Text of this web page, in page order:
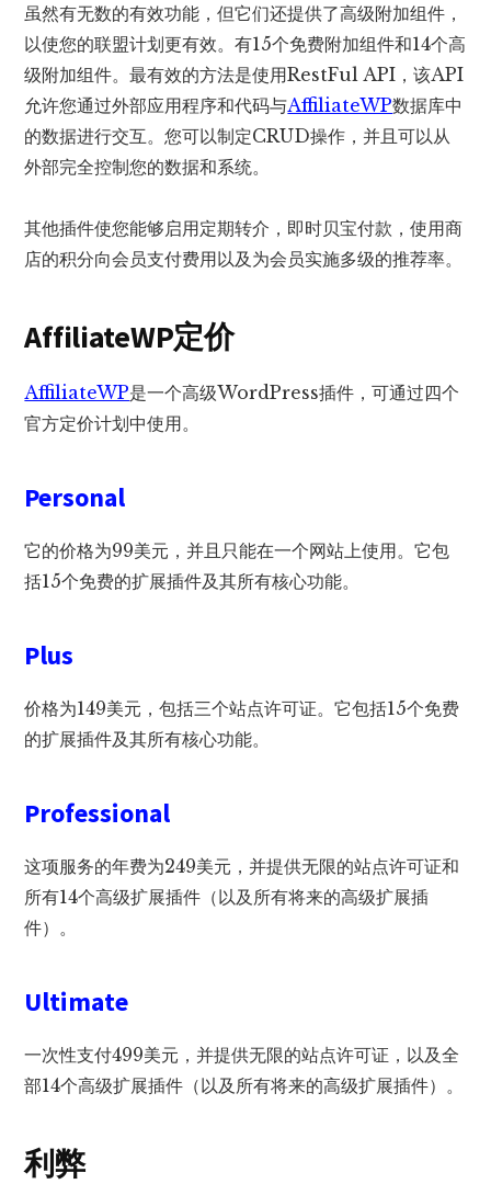
虽然有无数的有效功能，但它们还提供了高级附加组件，
以使您的联盟计划更有效。有15个免费附加组件和14个高
级附加组件。最有效的方法是使用RestFul API，该API
允许您通过外部应用程序和代码与AffiliateWP数据库中
的数据进行交互。您可以制定CRUD操作，并且可以从
外部完全控制您的数据和系统。
其他插件使您能够启用定期转介，即时贝宝付款，使用商
店的积分向会员支付费用以及为会员实施多级的推荐率。
AffiliateWP定价
AffiliateWP是一个高级WordPress插件，可通过四个
官方定价计划中使用。
Personal
它的价格为99美元，并且只能在一个网站上使用。它包
括15个免费的扩展插件及其所有核心功能。
Plus
价格为149美元，包括三个站点许可证。它包括15个免费
的扩展插件及其所有核心功能。
Professional
这项服务的年费为249美元，并提供无限的站点许可证和
所有14个高级扩展插件（以及所有将来的高级扩展插
件）。
Ultimate
一次性支付499美元，并提供无限的站点许可证，以及全
部14个高级扩展插件（以及所有将来的高级扩展插件）。
利弊